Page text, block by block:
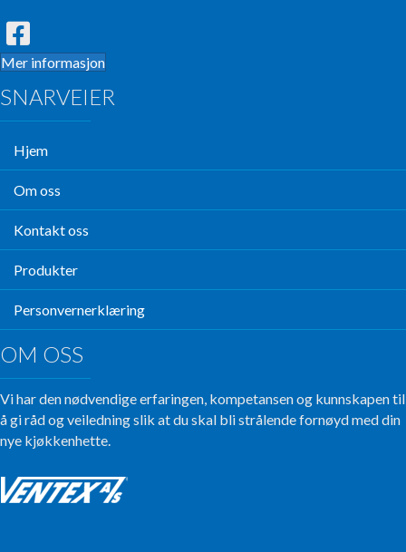
Mer informasjon
SNARVEIER
Hjem
Om oss
Kontakt oss
Produkter
Personvernerklæring
OM OSS
Vi har den nødvendige erfaringen, kompetansen og kunnskapen til
å gi råd og veiledning slik at du skal bli strålende fornøyd med din
nye kjøkkenhette.